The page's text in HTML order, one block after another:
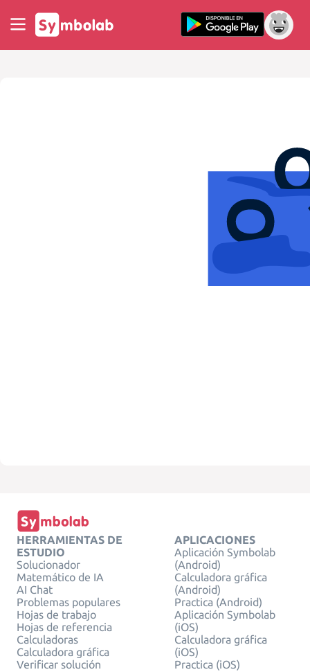
HERRAMIENTAS DE
ESTUDIO
Solucionador
Matemático de IA
AI Chat
Problemas populares
Hojas de trabajo
Hojas de referencia
Calculadoras
Calculadora gráfica
Verificar solución
APLICACIONES
Aplicación Symbolab
(Android)
Calculadora gráfica
(Android)
Practica (Android)
Aplicación Symbolab
(iOS)
Calculadora gráfica
(iOS)
Practica (iOS)